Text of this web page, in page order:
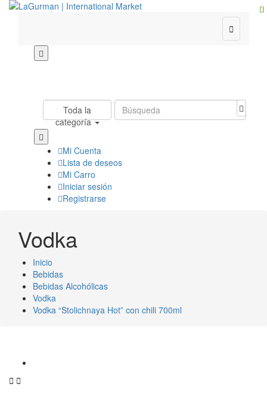

Toda la
categoría
Mi Cuenta
Lista de deseos
Mi Carro
Iniciar sesión
Registrarse
Vodka
Inicio
Bebidas
Bebidas Alcohólicas
Vodka
Vodka “Stolichnaya Hot” con chili 700ml
 